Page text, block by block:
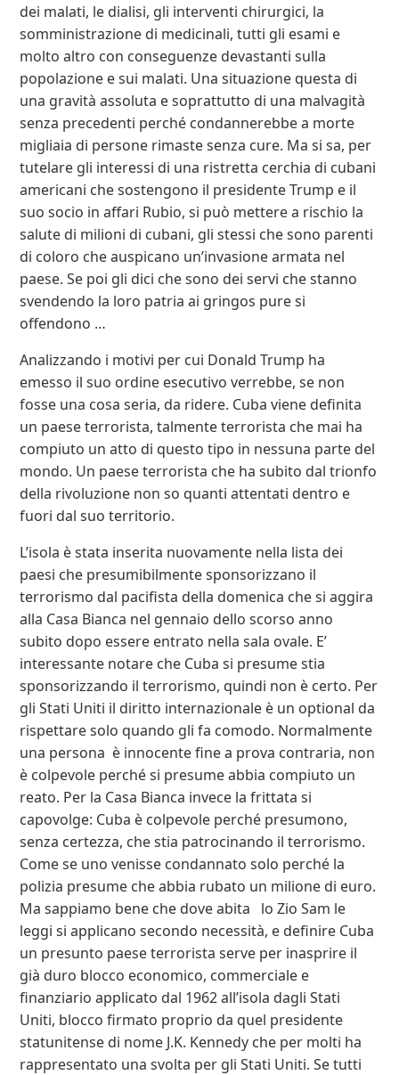
dei malati, le dialisi, gli interventi chirurgici, la
somministrazione di medicinali, tutti gli esami e
molto altro con conseguenze devastanti sulla
popolazione e sui malati. Una situazione questa di
una gravità assoluta e soprattutto di una malvagità
senza precedenti perché condannerebbe a morte
migliaia di persone rimaste senza cure. Ma si sa, per
tutelare gli interessi di una ristretta cerchia di cubani
americani che sostengono il presidente Trump e il
suo socio in affari Rubio, si può mettere a rischio la
salute di milioni di cubani, gli stessi che sono parenti
di coloro che auspicano un’invasione armata nel
paese. Se poi gli dici che sono dei servi che stanno
svendendo la loro patria ai gringos pure si
offendono …
Analizzando i motivi per cui Donald Trump ha
emesso il suo ordine esecutivo verrebbe, se non
fosse una cosa seria, da ridere. Cuba viene definita
un paese terrorista, talmente terrorista che mai ha
compiuto un atto di questo tipo in nessuna parte del
mondo. Un paese terrorista che ha subito dal trionfo
della rivoluzione non so quanti attentati dentro e
fuori dal suo territorio.
L’isola è stata inserita nuovamente nella lista dei
paesi che presumibilmente sponsorizzano il
terrorismo dal pacifista della domenica che si aggira
alla Casa Bianca nel gennaio dello scorso anno
subito dopo essere entrato nella sala ovale. E’
interessante notare che Cuba si presume stia
sponsorizzando il terrorismo, quindi non è certo. Per
gli Stati Uniti il diritto internazionale è un optional da
rispettare solo quando gli fa comodo. Normalmente
una persona è innocente fine a prova contraria, non
è colpevole perché si presume abbia compiuto un
reato. Per la Casa Bianca invece la frittata si
capovolge: Cuba è colpevole perché presumono,
senza certezza, che stia patrocinando il terrorismo.
Come se uno venisse condannato solo perché la
polizia presume che abbia rubato un milione di euro.
Ma sappiamo bene che dove abita lo Zio Sam le
leggi si applicano secondo necessità, e definire Cuba
un presunto paese terrorista serve per inasprire il
già duro blocco economico, commerciale e
finanziario applicato dal 1962 all’isola dagli Stati
Uniti, blocco firmato proprio da quel presidente
statunitense di nome J.K. Kennedy che per molti ha
rappresentato una svolta per gli Stati Uniti. Se tutti